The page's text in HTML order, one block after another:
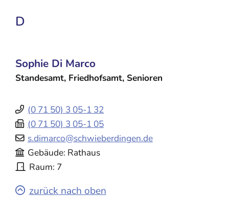
D
Sophie Di Marco
Standesamt, Friedhofsamt, Senioren
(0 71 50) 3 05-1 32
(0 71 50) 3 05-1 05
s.dimarco@schwieberdingen.de
Gebäude Rathaus
Raum 7
zurück nach oben